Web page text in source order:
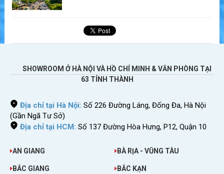
SHOWROOM Ở HÀ NỘI VÀ HỒ CHÍ MINH & VĂN PHÒNG TẠI
63 TỈNH THÀNH
Địa chỉ tại Hà Nội: Số 226 Đường Láng, Đống Đa, Hà Nội
(Gần Ngã Tư Sở)
Địa chỉ tại HCM: Số 137 Đường Hòa Hưng, P12, Quận 10
AN GIANG BÀ RỊA - VŨNG TÀU
BẮC GIANG BẮC KẠN